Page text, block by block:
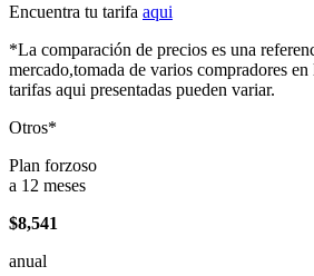
Encuentra tu tarifa aqui
*La comparación de precios es una
mercado,tomada de varios compradores
tarifas aqui presentadas pueden variar.
Otros*
Plan forzoso
a 12 meses
$8,541
anual